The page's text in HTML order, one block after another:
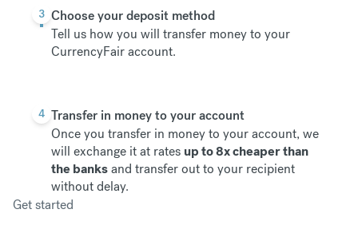
3 Choose your deposit method
Tell us how you will transfer money to your
CurrencyFair account.
4 Transfer in money to your account
Once you transfer in money to your account, we
will exchange it at rates up to 8x cheaper than
the banksand transfer out to your recipient
without delay.
Get started